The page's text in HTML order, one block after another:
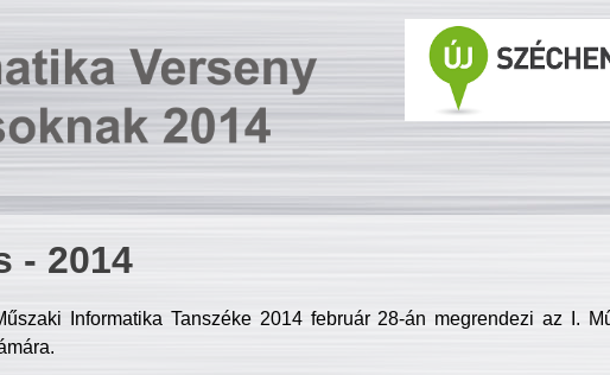
- 2014
Informatika Tanszéke 2014 február 28-án megrendezi az I.